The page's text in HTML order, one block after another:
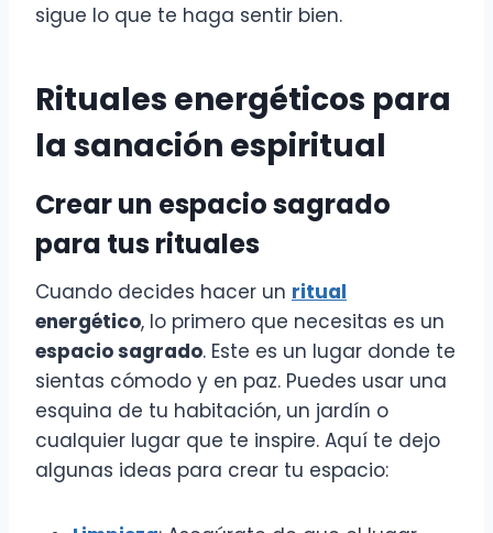
sigue lo que te haga sentir bien.
Rituales energéticos para
la sanación espiritual
Crear un espacio sagrado
para tus rituales
Cuando decides hacer un ritual
energético, lo primero que necesitas es un
espacio sagrado. Este es un lugar donde te
sientas cómodo y en paz. Puedes usar una
esquina de tu habitación, un jardín o
cualquier lugar que te inspire. Aquí te dejo
algunas ideas para crear tu espacio: